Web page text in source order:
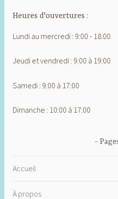
Heures d'ouvertures :
Lundi au mercredi : 9:00 - 18:00
Jeudi et vendredi : 9:00 à 19:00
Samedi : 9:00 à 17:00
Dimanche : 10:00 à 17:00
Accueil
À propos